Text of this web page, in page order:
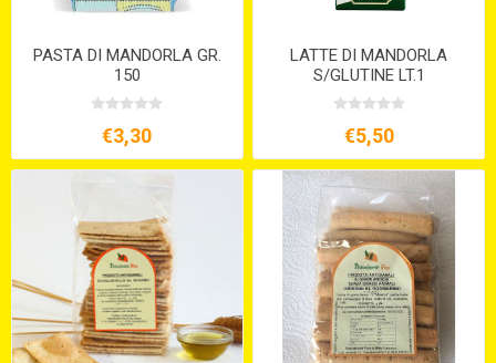
PASTA DI MANDORLA GR.
150
€3,30
LATTE DI MANDORLA
S/GLUTINE LT.1
€5,50